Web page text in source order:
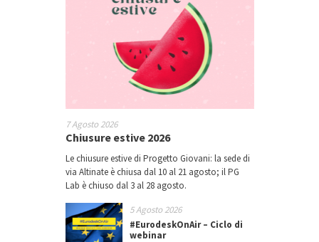
7 Agosto 2026
Chiusure estive 2026
Le chiusure estive di Progetto Giovani: la sede di
via Altinate è chiusa dal 10 al 21 agosto; il PG
Lab è chiuso dal 3 al 28 agosto.
5 Agosto 2026
#EurodeskOnAir – Ciclo di
webinar